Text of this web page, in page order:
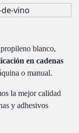
blanco,
en cadenas
o manual.
la mejor calidad
y adhesivos